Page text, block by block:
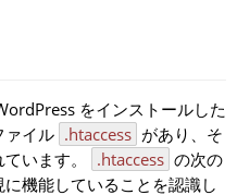
をインストールした
ァイル .htaccess があり、そ
います。
.htaccess の次の
機能していることを認識し